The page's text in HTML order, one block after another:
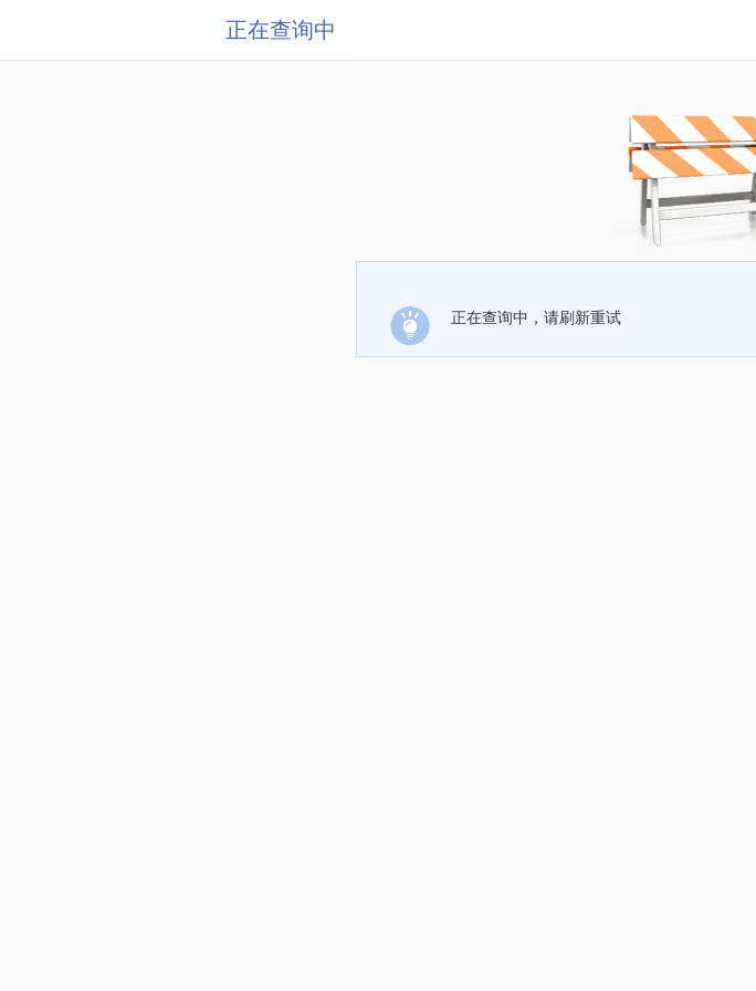
正在查询中
正在查询中，请刷新重试